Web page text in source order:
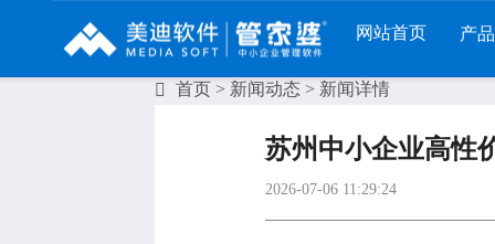
网站首页 产
管家婆分销ERP A8 管家婆服装DRP
首页 > 新闻动态 > 新闻详情
苏州中小企业高性
2026-07-06 11:29:24